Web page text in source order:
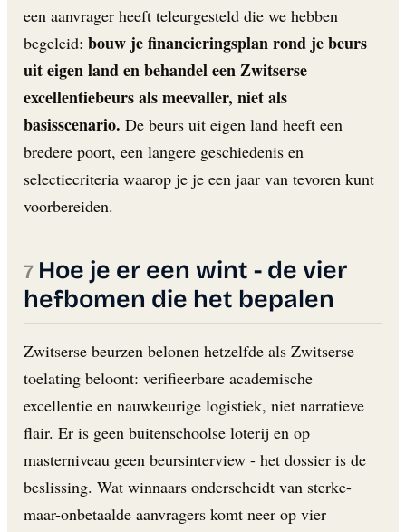
een aanvrager heeft teleurgesteld die we hebben
begeleid: bouw je financieringsplan rond je beurs
uit eigen land en behandel een Zwitserse
excellentiebeurs als meevaller, niet als
basisscenario. De beurs uit eigen land heeft een
bredere poort, een langere geschiedenis en
selectiecriteria waarop je je een jaar van tevoren kunt
voorbereiden.
Hoe je er een wint - de vier
hefbomen die het bepalen
Zwitserse beurzen belonen hetzelfde als Zwitserse
toelating beloont: verifieerbare academische
excellentie en nauwkeurige logistiek, niet narratieve
flair. Er is geen buitenschoolse loterij en op
masterniveau geen beursinterview - het dossier is de
beslissing. Wat winnaars onderscheidt van sterke-
maar-onbetaalde aanvragers komt neer op vier